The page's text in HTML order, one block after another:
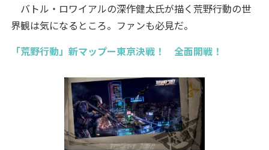
バトル・ロワイアルの深作健太氏が描く荒野行動の世
界観は気になるところ。ファンも必見だ。
「荒野行動」新マップー東京決戦！ 全面開戦！